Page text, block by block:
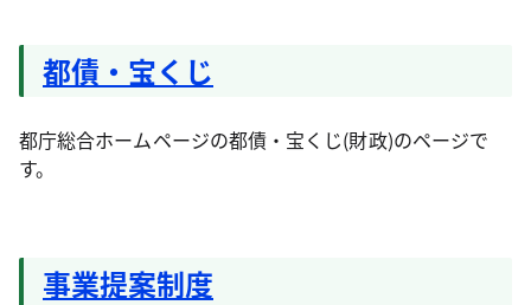
都債・宝くじ
都庁総合ホームページの都債・宝くじ(財政)のページで
す。
事業提案制度